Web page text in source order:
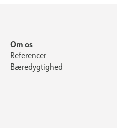
Om os
Referencer
Bæredygtighed